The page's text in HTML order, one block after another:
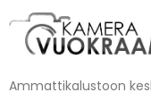
Ammattikalustoon